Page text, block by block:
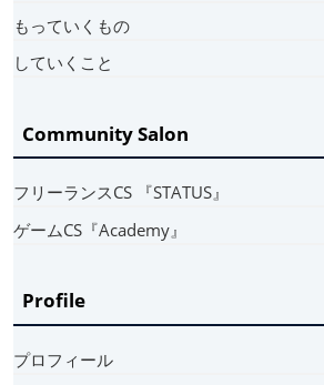
もっていくもの
していくこと
Community Salon
フリーランスCS 『STATUS』
ゲームCS『Academy』
Profile
プロフィール